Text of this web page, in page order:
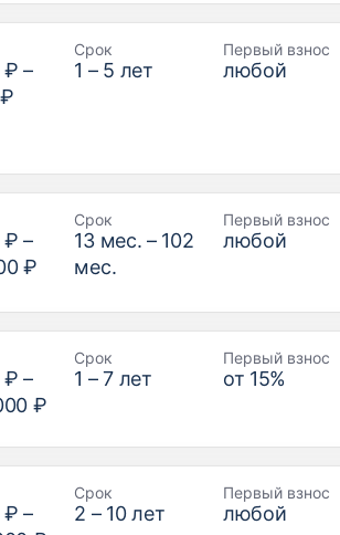
₽ –
Срок
1 – 5 лет
Первый взнос
любой
₽ –
₽
Срок
13мес. – 102
мес.
Первый взнос
любой
₽ –
₽
Срок
1 –7лет
Первый взнос
от 15%
₽ –
Срок
2 – 10лет
Первый взнос
любой